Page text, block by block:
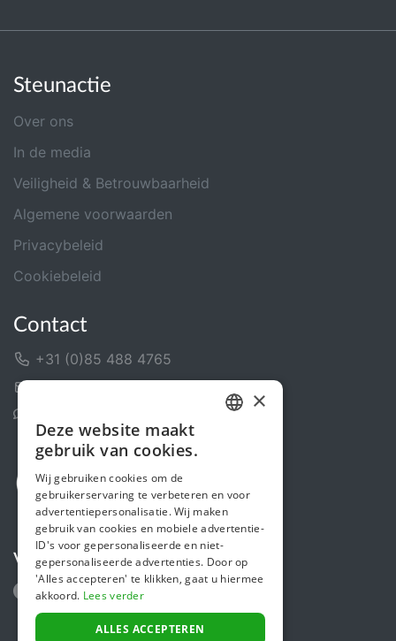
Steunactie
Over ons
In de media
Veiligheid & Betrouwbaarheid
Algemene voorwaarden
Privacybeleid
Cookiebeleid
Contact
+31 (0)85 488 4765
Volg ons
ENGLISH
×
Deze website maakt
gebruik van cookies.
Wij gebruiken cookies om de
gebruikerservaring te verbeteren en voor
advertentiepersonalisatie. Wij maken
gebruik van cookies en mobiele advertentie-
ID's voor gepersonaliseerde en niet-
gepersonaliseerde advertenties. Door op
'Alles accepteren' te klikken, gaat u hiermee
akkoord. Lees verder
ALLES ACCEPTEREN